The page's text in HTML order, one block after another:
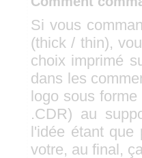
Si vous
(thick / thin),
choix imprimé
dans les
logo sous
.CDR) au
l'idée étant que
votre, au final,